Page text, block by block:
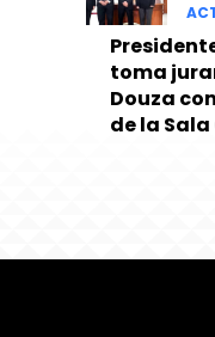
toma
Douza
de la